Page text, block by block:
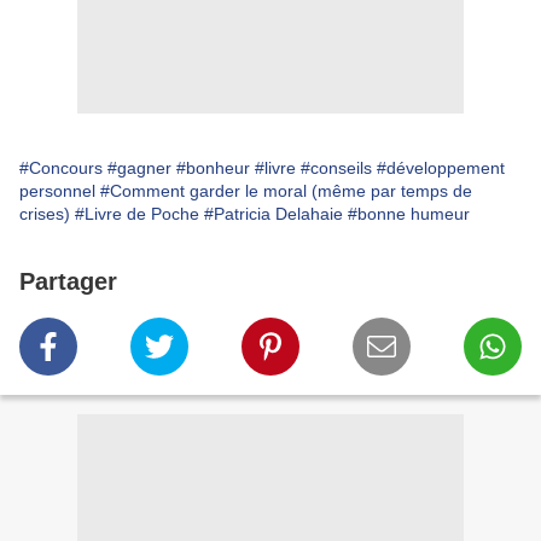
#Concours #gagner #bonheur #livre #conseils #développement
personnel #Comment garder le moral (même par temps de
crises) #Livre de Poche #Patricia Delahaie #bonne humeur
Partager